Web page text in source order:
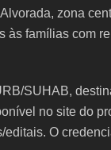
zona
às famílias com
SUHAB,
no site do
O